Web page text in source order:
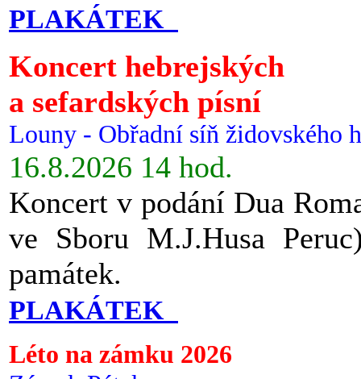
PLAKÁTEK
Koncert hebrejských
a sefardských písní
Louny - Obřadní síň židovského
16.8.2026 14 hod.
Koncert v podání Dua
ve Sboru M.J.Husa
památek.
PLAKÁTEK
Léto na zámku 2026